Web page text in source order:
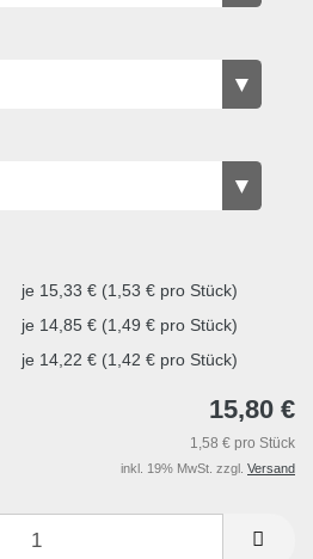
je 15,33 € (1,53 € pro Stück)
je 14,85 € (1,49 € pro Stück)
je 14,22 € (1,42 € pro Stück)
15,80 €
1,58 € pro Stück
inkl. 19% MwSt. zzgl. Versand